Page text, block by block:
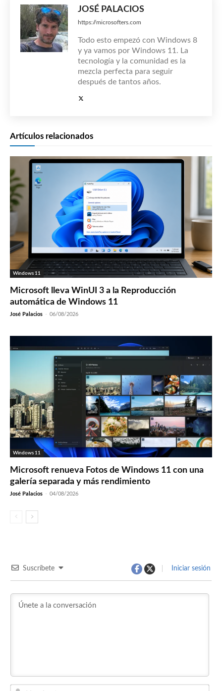
JOSÉ PALACIOS
https://microsofters.com
Todo esto empezó con Windows 8
y ya vamos por Windows 11. La
tecnología y la comunidad es la
mezcla perfecta para seguir
después de tantos años.
Artículos relacionados
Windows 11
Microsoft lleva WinUI 3 a la Reproducción
automática de Windows 11
José Palacios - 06/08/2026
Windows 11
Microsoft renueva Fotos de Windows 11 con una
galería separada y más rendimiento
José Palacios - 04/08/2026
Suscríbete Iniciar sesión